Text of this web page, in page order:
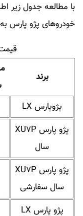
با مطالعه جدول زیر
خودروهای پژو پارس
برند
پژوپارس LX
پژو پارس XU۷P
سال
پژو پارس XU۷P
سال سفارشی
پژو پارس LX